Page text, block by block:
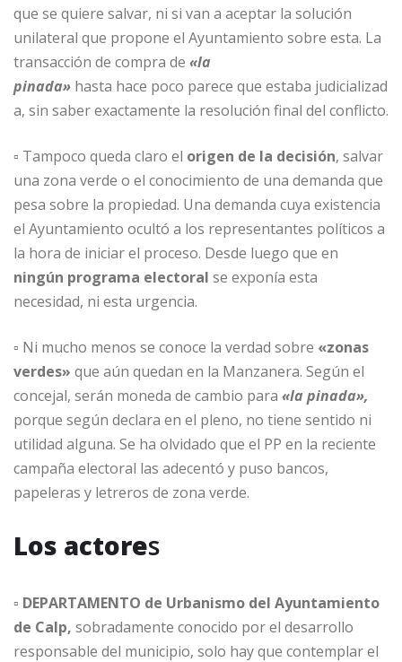
que se quiere salvar, ni si van a aceptar la solución
unilateral que propone el Ayuntamiento sobre esta. La
transacción de compra de «la
pinada» hasta hace poco parece que estaba judicializad
a, sin saber exactamente la resolución final del conflicto.
▫ Tampoco queda claro el origen de la decisión, salvar
una zona verde o el conocimiento de una demanda que
pesa sobre la propiedad. Una demanda cuya existencia
el Ayuntamiento ocultó a los representantes políticos a
la hora de iniciar el proceso. Desde luego que en
ningún programa electoral se exponía esta
necesidad, ni esta urgencia.
▫ Ni mucho menos se conoce la verdad sobre «zonas
verdes» que aún quedan en la Manzanera. Según el
concejal, serán moneda de cambio para «la pinada»,
porque según declara en el pleno, no tiene sentido ni
utilidad alguna. Se ha olvidado que el PP en la reciente
campaña electoral las adecentó y puso bancos,
papeleras y letreros de zona verde.
Los actores
▫ DEPARTAMENTO de Urbanismo del Ayuntamiento
de Calp, sobradamente conocido por el desarrollo
responsable del municipio, solo hay que contemplar el